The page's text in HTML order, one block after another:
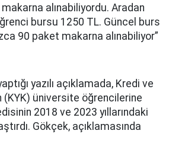
alınabiliyordu. Aradan
bursu 1250 TL. Güncel burs
90 paket makarna alınabiliyor”
yazılı açıklamada, Kredi ve
(KYK) üniversite öğrencilerine
2018 ve 2023 yıllarındaki
Gökçek, açıklamasında